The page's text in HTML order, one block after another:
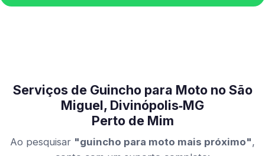
Serviços de Guincho para Moto no São
Miguel, Divinópolis‑MG
Perto de Mim
Ao pesquisar "guincho para moto mais próximo",